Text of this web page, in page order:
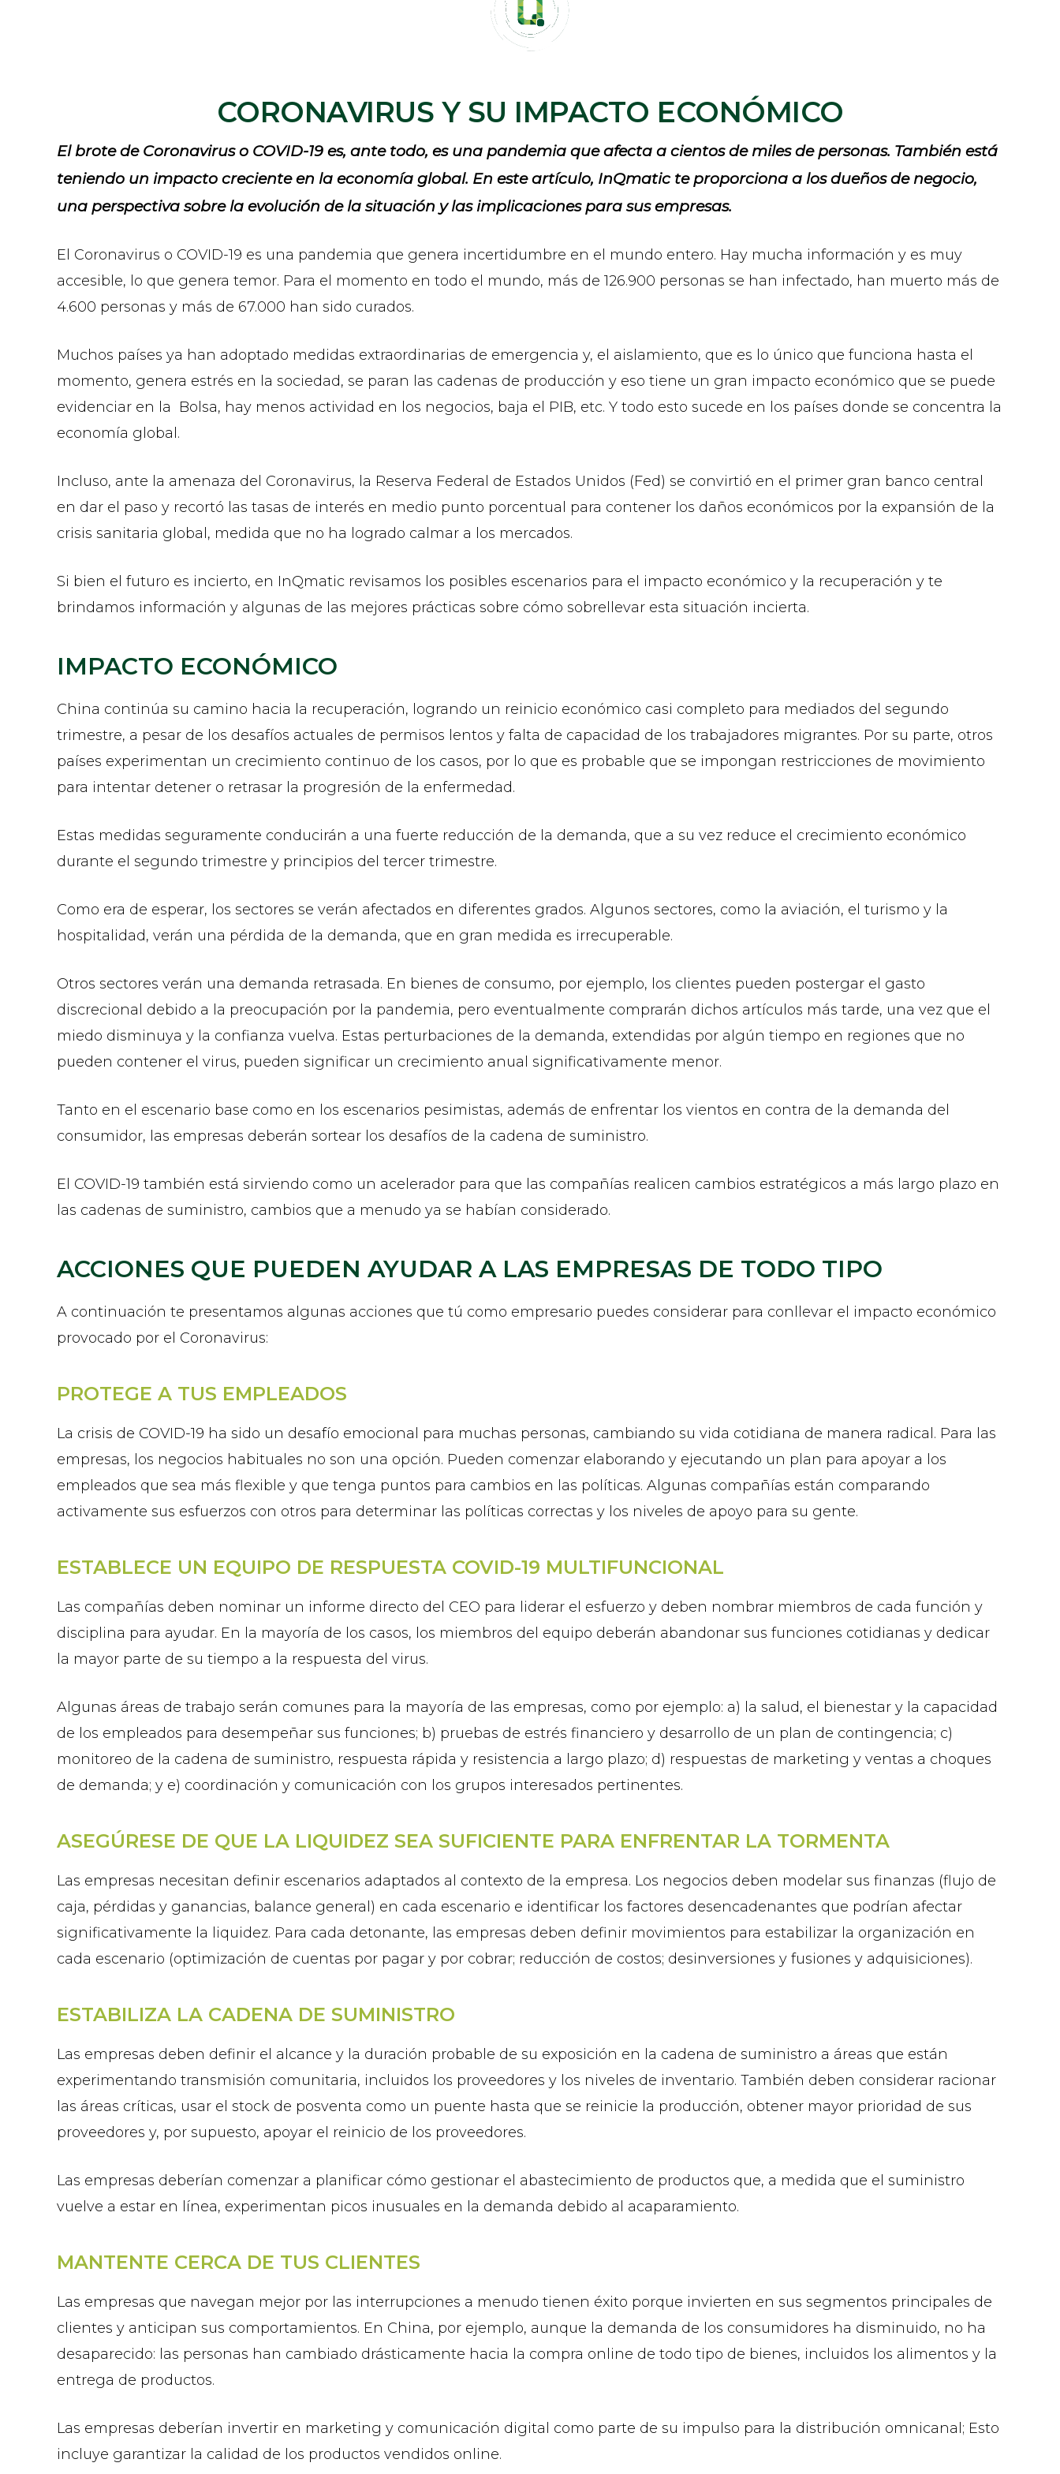
CORONAVIRUS Y SU IMPACTO ECONÓMICO
El brote de Coronavirus o COVID-19 es, ante todo, es una pandemia que afecta a cientos de miles de personas. También está
teniendo un impacto creciente en la economía global. En este artículo, InQmatic te proporciona a los dueños de negocio,
una perspectiva sobre la evolución de la situación y las implicaciones para sus empresas.
El Coronavirus o COVID-19 es una pandemia que genera incertidumbre en el mundo entero. Hay mucha información y es muy
accesible, lo que genera temor. Para el momento en todo el mundo, más de 126.900 personas se han infectado, han muerto más de
4.600 personas y más de 67.000 han sido curados.
Muchos países ya han adoptado medidas extraordinarias de emergencia y, el aislamiento, que es lo único que funciona hasta el
momento, genera estrés en la sociedad, se paran las cadenas de producción y eso tiene un gran impacto económico que se puede
evidenciar en la Bolsa, hay menos actividad en los negocios, baja el PIB, etc. Y todo esto sucede en los países donde se concentra la
economía global.
Incluso, ante la amenaza del Coronavirus, la Reserva Federal de Estados Unidos (Fed) se convirtió en el primer gran banco central
en dar el paso y recortó las tasas de interés en medio punto porcentual para contener los daños económicos por la expansión de la
crisis sanitaria global, medida que no ha logrado calmar a los mercados.
Si bien el futuro es incierto, en InQmatic revisamos los posibles escenarios para el impacto económico y la recuperación y te
brindamos información y algunas de las mejores prácticas sobre cómo sobrellevar esta situación incierta.
IMPACTO ECONÓMICO
China continúa su camino hacia la recuperación, logrando un reinicio económico casi completo para mediados del segundo
trimestre, a pesar de los desafíos actuales de permisos lentos y falta de capacidad de los trabajadores migrantes. Por su parte, otros
países experimentan un crecimiento continuo de los casos, por lo que es probable que se impongan restricciones de movimiento
para intentar detener o retrasar la progresión de la enfermedad.
Estas medidas seguramente conducirán a una fuerte reducción de la demanda, que a su vez reduce el crecimiento económico
durante el segundo trimestre y principios del tercer trimestre.
Como era de esperar, los sectores se verán afectados en diferentes grados. Algunos sectores, como la aviación, el turismo y la
hospitalidad, verán una pérdida de la demanda, que en gran medida es irrecuperable.
Otros sectores verán una demanda retrasada. En bienes de consumo, por ejemplo, los clientes pueden postergar el gasto
discrecional debido a la preocupación por la pandemia, pero eventualmente comprarán dichos artículos más tarde, una vez que el
miedo disminuya y la confianza vuelva. Estas perturbaciones de la demanda, extendidas por algún tiempo en regiones que no
pueden contener el virus, pueden significar un crecimiento anual significativamente menor.
Tanto en el escenario base como en los escenarios pesimistas, además de enfrentar los vientos en contra de la demanda del
consumidor, las empresas deberán sortear los desafíos de la cadena de suministro.
El COVID-19 también está sirviendo como un acelerador para que las compañías realicen cambios estratégicos a más largo plazo en
las cadenas de suministro, cambios que a menudo ya se habían considerado.
ACCIONES QUE PUEDEN AYUDAR A LAS EMPRESAS DE TODO TIPO
A continuación te presentamos algunas acciones que tú como empresario puedes considerar para conllevar el impacto económico
provocado por el Coronavirus:
PROTEGE A TUS EMPLEADOS
La crisis de COVID-19 ha sido un desafío emocional para muchas personas, cambiando su vida cotidiana de manera radical. Para las
empresas, los negocios habituales no son una opción. Pueden comenzar elaborando y ejecutando un plan para apoyar a los
empleados que sea más flexible y que tenga puntos para cambios en las políticas. Algunas compañías están comparando
activamente sus esfuerzos con otros para determinar las políticas correctas y los niveles de apoyo para su gente.
ESTABLECE UN EQUIPO DE RESPUESTA COVID-19 MULTIFUNCIONAL
Las compañías deben nominar un informe directo del CEO para liderar el esfuerzo y deben nombrar miembros de cada función y
disciplina para ayudar. En la mayoría de los casos, los miembros del equipo deberán abandonar sus funciones cotidianas y dedicar
la mayor parte de su tiempo a la respuesta del virus.
Algunas áreas de trabajo serán comunes para la mayoría de las empresas, como por ejemplo: a) la salud, el bienestar y la capacidad
de los empleados para desempeñar sus funciones; b) pruebas de estrés financiero y desarrollo de un plan de contingencia; c)
monitoreo de la cadena de suministro, respuesta rápida y resistencia a largo plazo; d) respuestas de marketing y ventas a choques
de demanda; y e) coordinación y comunicación con los grupos interesados ​​pertinentes.
ASEGÚRESE DE QUE LA LIQUIDEZ SEA SUFICIENTE PARA ENFRENTAR LA TORMENTA
Las empresas necesitan definir escenarios adaptados al contexto de la empresa. Los negocios deben modelar sus finanzas (flujo de
caja, pérdidas y ganancias, balance general) en cada escenario e identificar los factores desencadenantes que podrían afectar
significativamente la liquidez. Para cada detonante, las empresas deben definir movimientos para estabilizar la organización en
cada escenario (optimización de cuentas por pagar y por cobrar; reducción de costos; desinversiones y fusiones y adquisiciones).
ESTABILIZA LA CADENA DE SUMINISTRO
Las empresas deben definir el alcance y la duración probable de su exposición en la cadena de suministro a áreas que están
experimentando transmisión comunitaria, incluidos los proveedores y los niveles de inventario. También deben considerar racionar
las áreas críticas, usar el stock de posventa como un puente hasta que se reinicie la producción, obtener mayor prioridad de sus
proveedores y, por supuesto, apoyar el reinicio de los proveedores.
Las empresas deberían comenzar a planificar cómo gestionar el abastecimiento de productos que, a medida que el suministro
vuelve a estar en línea, experimentan picos inusuales en la demanda debido al acaparamiento.
MANTENTE CERCA DE TUS CLIENTES
Las empresas que navegan mejor por las interrupciones a menudo tienen éxito porque invierten en sus segmentos principales de
clientes y anticipan sus comportamientos. En China, por ejemplo, aunque la demanda de los consumidores ha disminuido, no ha
desaparecido: las personas han cambiado drásticamente hacia la compra online de todo tipo de bienes, incluidos los alimentos y la
entrega de productos.
Las empresas deberían invertir en marketing y comunicación digital como parte de su impulso para la distribución omnicanal; Esto
incluye garantizar la calidad de los productos vendidos online.